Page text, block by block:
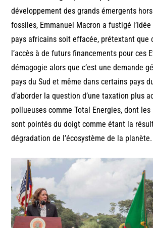
développement des grands émergents
fossiles, Emmanuel Macron a fustigé
pays africains soit effacée, prétextant que
l’accès à de futurs financements pour ces
démagogie alors que c’est une demande
pays du Sud et même dans certains pays
d’aborder la question d’une taxation plus
pollueuses comme Total Energies, dont
sont pointés du doigt comme étant la
dégradation de l’écosystème de la planète.